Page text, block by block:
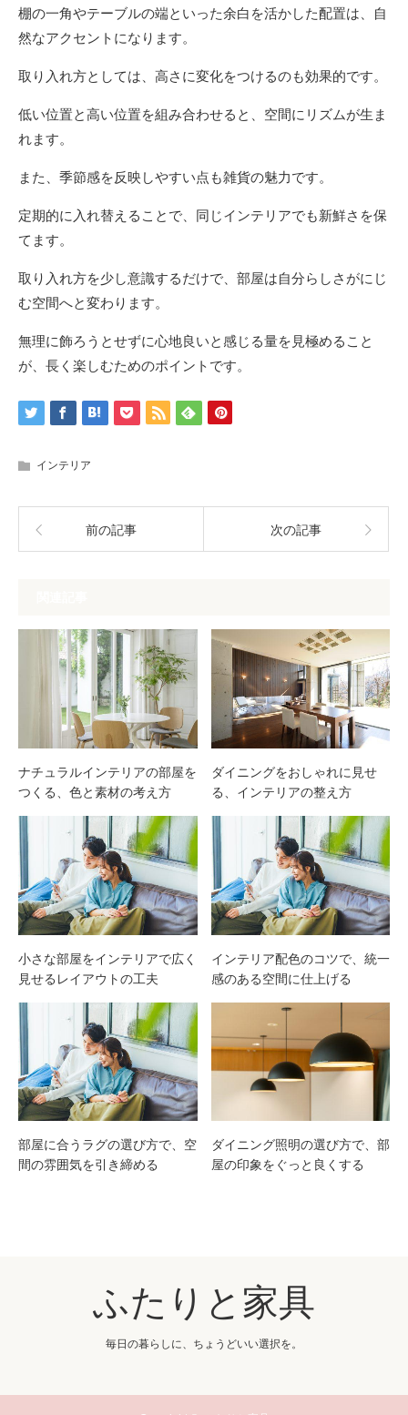
棚の一角やテーブルの端といった余白を活かした配置は、自
然なアクセントになります。
取り入れ方としては、高さに変化をつけるのも効果的です。
低い位置と高い位置を組み合わせると、空間にリズムが生ま
れます。
また、季節感を反映しやすい点も雑貨の魅力です。
定期的に入れ替えることで、同じインテリアでも新鮮さを保
てます。
取り入れ方を少し意識するだけで、部屋は自分らしさがにじ
む空間へと変わります。
無理に飾ろうとせずに心地良いと感じる量を見極めること
が、長く楽しむためのポイントです。
インテリア
前の記事 次の記事
ナチュラルインテリアの部屋を
つくる、色と素材の考え方
ダイニングをおしゃれに見せ
る、インテリアの整え方
小さな部屋をインテリアで広く
見せるレイアウトの工夫
インテリア配色のコツで、統一
感のある空間に仕上げる
部屋に合うラグの選び方で、空
間の雰囲気を引き締める
ダイニング照明の選び方で、部
屋の印象をぐっと良くする
ふたりと家具
毎日の暮らしに、ちょうどいい選択を。